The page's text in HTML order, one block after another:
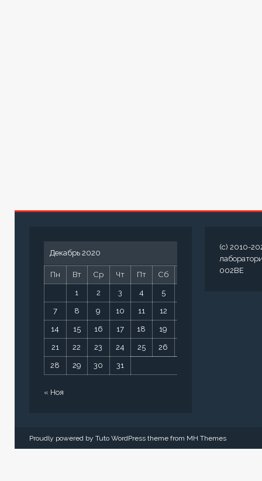
Декабрь 2020
Пн Вт Ср Чт Пт Сб
1 2 3 4 5
7 8 9 10 11 12
14 15 16 17 18 19
21 22 23 24 25 26
28 29 30 31
« Ноя
(c) 2010-
002BE
Proudly powered by Tuto WordPress theme from MH Themes